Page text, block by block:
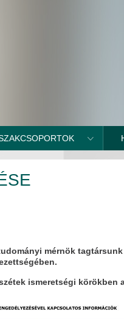
mérnök
ismeretségi körökben